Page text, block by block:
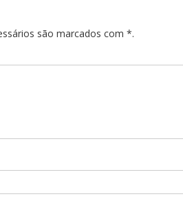
são marcados com *.